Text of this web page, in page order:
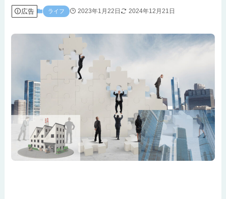
広告 ライフ 2023年1月22日 2024年12月21日